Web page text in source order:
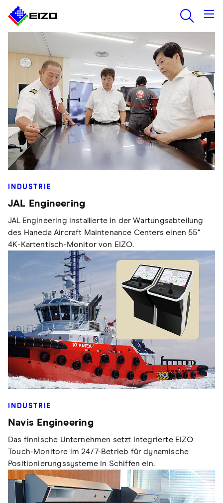
INDUSTRIE
JAL Engineering
JAL Engineering installierte in der Wartungsabteilung
des Haneda Aircraft Maintenance Centers einen 55“
4K-Kartentisch-Monitor von EIZO.
INDUSTRIE
Navis Engineering
Das finnische Unternehmen setzt integrierte EIZO
Touch-Monitore im 24/7-Betrieb für dynamische
Positionierungssysteme in Schiffen ein.